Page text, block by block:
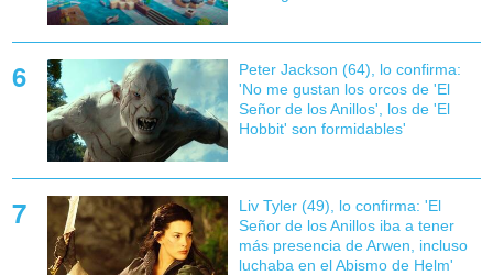
Peter Jackson (64), lo confirma:
'No me gustan los orcos de 'El
Señor de los Anillos', los de 'El
Hobbit' son formidables'
Liv Tyler (49), lo confirma: 'El
Señor de los Anillos iba a tener
más presencia de Arwen, incluso
luchaba en el Abismo de Helm'